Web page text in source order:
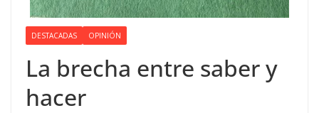
DESTACADAS OPINIÓN
La brecha entre saber y
hacer